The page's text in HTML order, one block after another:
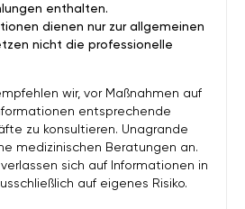
enthalten.
dienen nur zur allgemeinen
nicht die professionelle
wir, vor Maßnahmen auf
entsprechende
zu konsultieren. Unagrande
medizinischen Beratungen an.
sich auf Informationen in
auf eigenes Risiko.